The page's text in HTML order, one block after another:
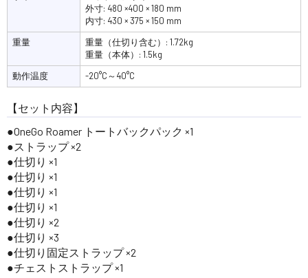
外寸: 480 ×400 × 180 mm
内寸: 430 × 375 × 150 mm
重量
重量（仕切り含む）: 1.72kg
重量（本体）: 1.5kg
動作温度
-20°C～40°C
【セット内容】
OneGo Roamer トートバックパック ×1
ストラップ ×2
仕切り ×1
仕切り ×1
仕切り ×1
仕切り ×1
仕切り ×2
仕切り ×3
仕切り固定ストラップ ×2
チェストストラップ ×1